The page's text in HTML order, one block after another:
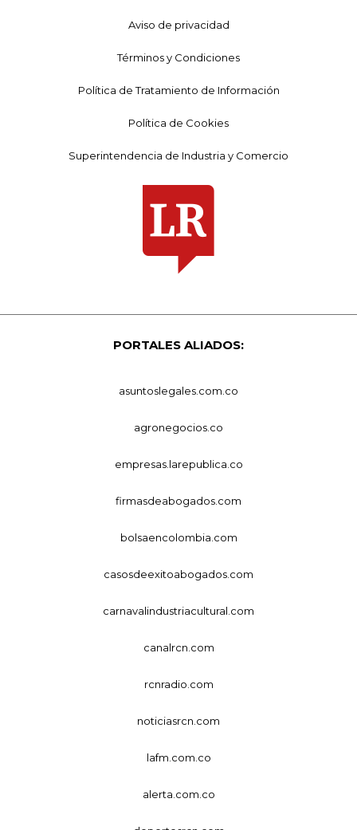
Aviso de privacidad
Términos y Condiciones
Política de Tratamiento de Información
Política de Cookies
Superintendencia de Industria y Comercio
PORTALES ALIADOS:
asuntoslegales.com.co
agronegocios.co
empresas.larepublica.co
firmasdeabogados.com
bolsaencolombia.com
casosdeexitoabogados.com
carnavalindustriacultural.com
canalrcn.com
rcnradio.com
noticiasrcn.com
lafm.com.co
alerta.com.co